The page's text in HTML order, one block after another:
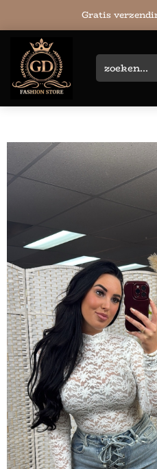
Gratis